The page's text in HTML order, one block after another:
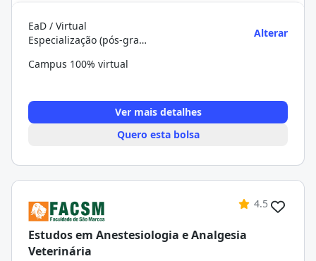
EaD / Virtual
Especialização (pós-graduação)
Alterar
Campus 100% virtual
Ver mais detalhes
Quero esta bolsa
4.5
Estudos em Anestesiologia e Analgesia
Veterinária